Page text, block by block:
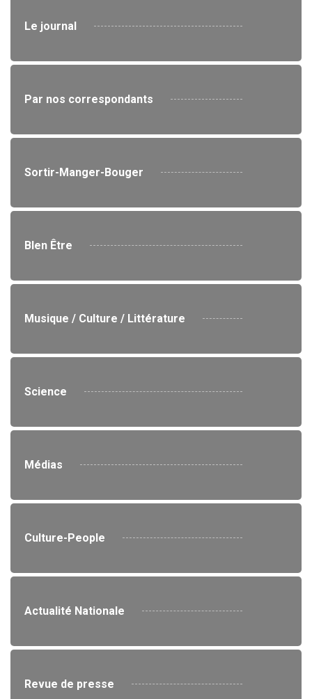
Le journal
Par nos correspondants
Sortir-Manger-Bouger
BIen Être
Musique / Culture / Littérature
Science
Médias
Culture-People
Actualité Nationale
Revue de presse